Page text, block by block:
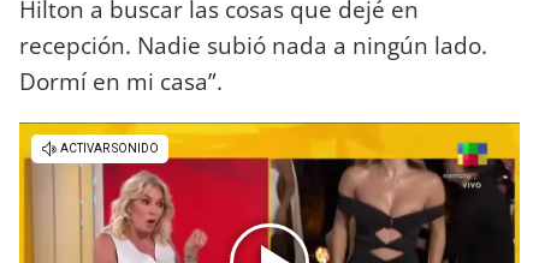
Hilton a buscar las cosas que dejé en
recepción. Nadie subió nada a ningún lado.
Dormí en mi casa”.